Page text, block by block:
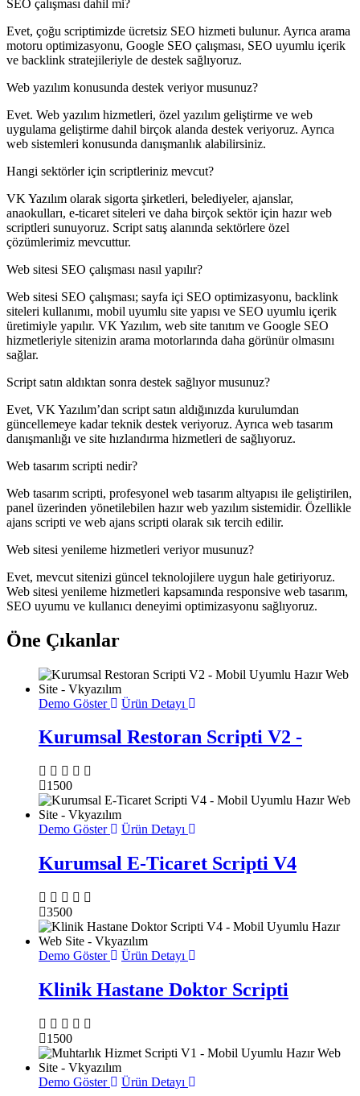
SEO çalışması dahil mi?
Evet, çoğu scriptimizde ücretsiz SEO hizmeti bulunur. Ayrıca arama
motoru optimizasyonu, Google SEO çalışması, SEO uyumlu içerik
ve backlink stratejileriyle de destek sağlıyoruz.
Web yazılım konusunda destek veriyor musunuz?
Evet. Web yazılım hizmetleri, özel yazılım geliştirme ve web
uygulama geliştirme dahil birçok alanda destek veriyoruz. Ayrıca
web sistemleri konusunda danışmanlık alabilirsiniz.
Hangi sektörler için scriptleriniz mevcut?
VK Yazılım olarak sigorta şirketleri, belediyeler, ajanslar,
anaokulları, e-ticaret siteleri ve daha birçok sektör için hazır web
scriptleri sunuyoruz. Script satış alanında sektörlere özel
çözümlerimiz mevcuttur.
Web sitesi SEO çalışması nasıl yapılır?
Web sitesi SEO çalışması; sayfa içi SEO optimizasyonu, backlink
siteleri kullanımı, mobil uyumlu site yapısı ve SEO uyumlu içerik
üretimiyle yapılır. VK Yazılım, web site tanıtım ve Google SEO
hizmetleriyle sitenizin arama motorlarında daha görünür olmasını
sağlar.
Script satın aldıktan sonra destek sağlıyor musunuz?
Evet, VK Yazılım’dan script satın aldığınızda kurulumdan
güncellemeye kadar teknik destek veriyoruz. Ayrıca web tasarım
danışmanlığı ve site hızlandırma hizmetleri de sağlıyoruz.
Web tasarım scripti nedir?
Web tasarım scripti, profesyonel web tasarım altyapısı ile geliştirilen,
panel üzerinden yönetilebilen hazır web yazılım sistemidir. Özellikle
ajans scripti ve web ajans scripti olarak sık tercih edilir.
Web sitesi yenileme hizmetleri veriyor musunuz?
Evet, mevcut sitenizi güncel teknolojilere uygun hale getiriyoruz.
Web sitesi yenileme hizmetleri kapsamında responsive web tasarım,
SEO uyumu ve kullanıcı deneyimi optimizasyonu sağlıyoruz.
Öne Çıkanlar
Demo Göster Ürün Detayı
Kurumsal Restoran Scripti V2 -
1500
Demo Göster Ürün Detayı
Kurumsal E-Ticaret Scripti V4
3500
Demo Göster Ürün Detayı
Klinik Hastane Doktor Scripti
1500
Demo Göster Ürün Detayı